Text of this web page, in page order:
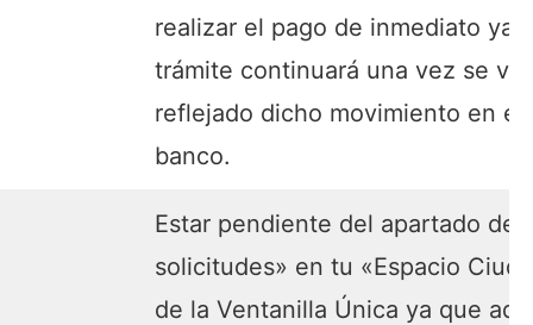
realizar el pago de inmediato ya
trámite continuará una vez se
reflejado dicho movimiento en el
banco.
Estar pendiente del apartado de
solicitudes» en tu «Espacio
de la Ventanilla Única ya que